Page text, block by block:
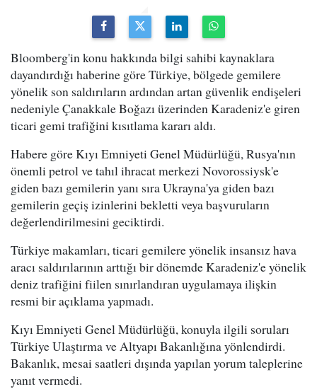
Bloomberg'in konu hakkında bilgi sahibi kaynaklara
dayandırdığı haberine göre Türkiye, bölgede gemilere
yönelik son saldırıların ardından artan güvenlik endişeleri
nedeniyle Çanakkale Boğazı üzerinden Karadeniz'e giren
ticari gemi trafiğini kısıtlama kararı aldı.
Habere göre Kıyı Emniyeti Genel Müdürlüğü, Rusya'nın
önemli petrol ve tahıl ihracat merkezi Novorossiysk'e
giden bazı gemilerin yanı sıra Ukrayna'ya giden bazı
gemilerin geçiş izinlerini bekletti veya başvuruların
değerlendirilmesini geciktirdi.
Türkiye makamları, ticari gemilere yönelik insansız hava
aracı saldırılarının arttığı bir dönemde Karadeniz'e yönelik
deniz trafiğini fiilen sınırlandıran uygulamaya ilişkin
resmi bir açıklama yapmadı.
Kıyı Emniyeti Genel Müdürlüğü, konuyla ilgili soruları
Türkiye Ulaştırma ve Altyapı Bakanlığına yönlendirdi.
Bakanlık, mesai saatleri dışında yapılan yorum taleplerine
yanıt vermedi.